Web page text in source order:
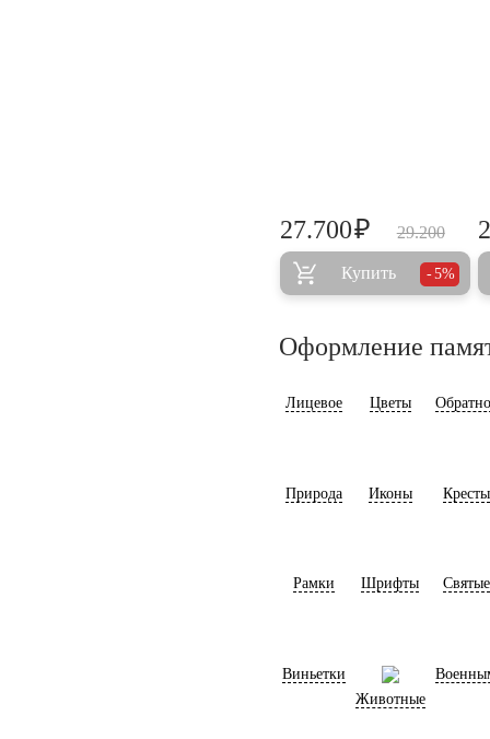
29.200
27.700₽
Купить 5%
Оформление
Лицевое Цветы
Природа Иконы Кресты
Рамки Шрифты Святые
Виньетки
Животные